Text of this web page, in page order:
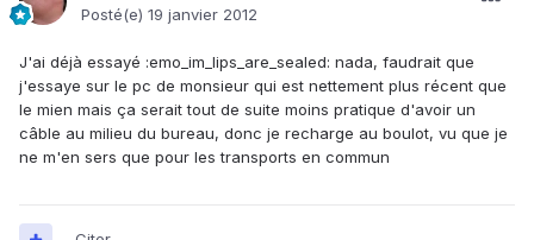
Posté(e) 19 janvier 2012
J'ai déjà essayé :emo_im_lips_are_sealed: nada, faudrait que
j'essaye sur le pc de monsieur qui est nettement plus récent que
le mien mais ça serait tout de suite moins pratique d'avoir un
câble au milieu du bureau, donc je recharge au boulot, vu que je
ne m'en sers que pour les transports en commun